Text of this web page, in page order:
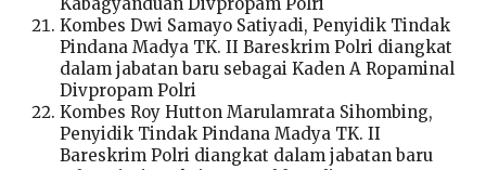
Kombes Dwi Samayo Satiyadi, Penyidik Tindak
Pindana Madya TK. II Bareskrim Polri diangkat
dalam jabatan baru sebagai Kaden A Ropaminal
Divpropam Polri
Kombes Roy Hutton Marulamrata Sihombing,
Penyidik Tindak Pindana Madya TK. II
Bareskrim Polri diangkat dalam jabatan baru